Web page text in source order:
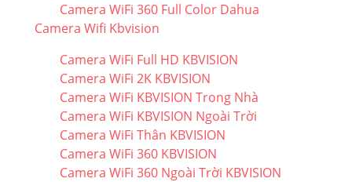
Camera WiFi 360 Full Color Dahua
Camera Wifi Kbvision
Camera WiFi Full HD KBVISION
Camera WiFi 2K KBVISION
Camera WiFi KBVISION Trong Nhà
Camera WiFi KBVISION Ngoài Trời
Camera WiFi Thân KBVISION
Camera WiFi 360 KBVISION
Camera WiFi 360 Ngoài Trời KBVISION